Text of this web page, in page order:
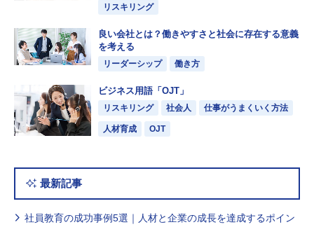
リスキリング
良い会社とは？働きやすさと社会に存在する意義
を考える
リーダーシップ 働き方
ビジネス用語「OJT」
リスキリング 社会人 仕事がうまくいく方法
人材育成 OJT
最新記事
社員教育の成功事例5選｜人材と企業の成長を達成するポイン